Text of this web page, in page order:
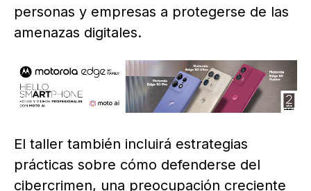
personas y empresas a protegerse de las
amenazas digitales.
El taller también incluirá estrategias
prácticas sobre cómo defenderse del
cibercrimen, una preocupación creciente